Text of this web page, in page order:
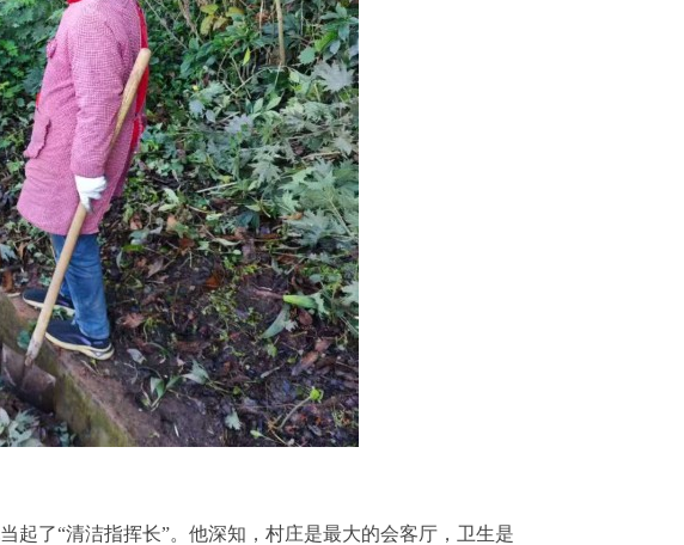
起了“清洁指挥长”。他深知，村庄是最大的会客厅，卫生是